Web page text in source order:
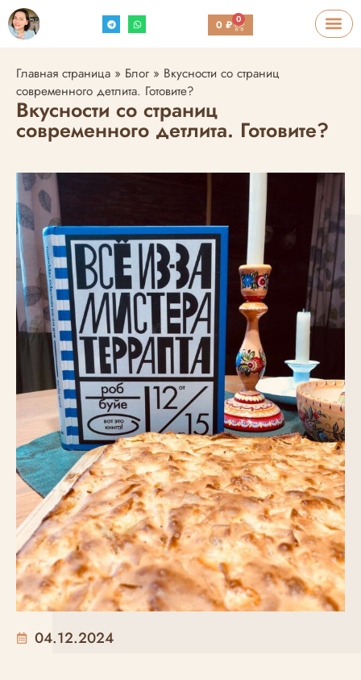
0₽ 0
Главная страница » Блог » Вкусности со страниц
современного детлита. Готовите?
Вкусности со страниц
современного детлита. Готовите?
04.12.2024